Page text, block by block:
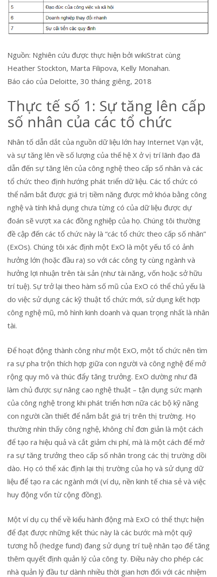
Nguồn: Nghiên cứu được thực hiện bởi wikiStrat cùng
Heather Stockton, Marta Filipova, Kelly Monahan.
Báo cáo của Deloitte, 30 tháng giêng, 2018
Thực tế số 1: Sự tăng lên cấp
số nhân của các tổ chức
Nhân tố dẫn dắt của nguồn dữ liệu lớn hay Internet Vạn vật,
và sự tăng lên về số lượng của thế hệ X ở vị trí lãnh đạo đã
dẫn đến sự tăng lên của công nghệ theo cấp số nhân và các
tổ chức theo định hướng phát triển dữ liệu. Các tổ chức có
thể nắm bắt được giá trị tiềm năng được mở khóa bằng công
nghệ và tính khả dụng chưa từng có của dữ liệu được dự
đoán sẽ vượt xa các đồng nghiệp của họ. Chúng tôi thường
đề cập đến các tổ chức này là “các tổ chức theo cấp số nhân”
(ExOs). Chúng tôi xác định một ExO là một yếu tố có ảnh
hưởng lớn (hoặc đầu ra) so với các công ty cùng ngành và
hưởng lợi nhuận trên tài sản (như tài năng, vốn hoặc sở hữu
trí tuệ). Sự trở lại theo hàm số mũ của ExO có thể chủ yếu là
do việc sử dụng các kỹ thuật tổ chức mới, sử dụng kết hợp
công nghệ mũ, mô hình kinh doanh và quan trọng nhất là nhân
tài.
Để hoạt động thành công như một ExO, một tổ chức nên tìm
ra sự pha trộn thích hợp giữa con người và công nghệ để mở
rộng quy mô và thúc đẩy tăng trưởng. ExO dường như đã
làm chủ được sự nâng cao nghệ thuật – tận dụng sức mạnh
của công nghệ trong khi phát triển hơn nữa các bộ kỹ năng
con người cần thiết để nắm bắt giá trị trên thị trường. Họ
thường nhìn thấy công nghệ, không chỉ đơn giản là một cách
để tạo ra hiệu quả và cắt giảm chi phí, mà là một cách để mở
ra sự tăng trưởng theo cấp số nhân trong các thị trường dồi
dào. Họ có thể xác định lại thị trường của họ và sử dụng dữ
liệu để tạo ra các ngành mới (ví dụ, nền kinh tế chia sẻ và việc
huy động vốn từ cộng đồng).
Một ví dụ cụ thể về kiểu hành động mà ExO có thể thực hiện
để đạt được những kết thúc này là các bước mà một quỹ
tương hỗ (hedge fund) đang sử dụng trí tuệ nhân tạo để tăng
thêm quyết định quản lý của công ty. Điều này cho phép các
nhà quản lý đầu tư dành nhiều thời gian hơn đối với các nhiệm